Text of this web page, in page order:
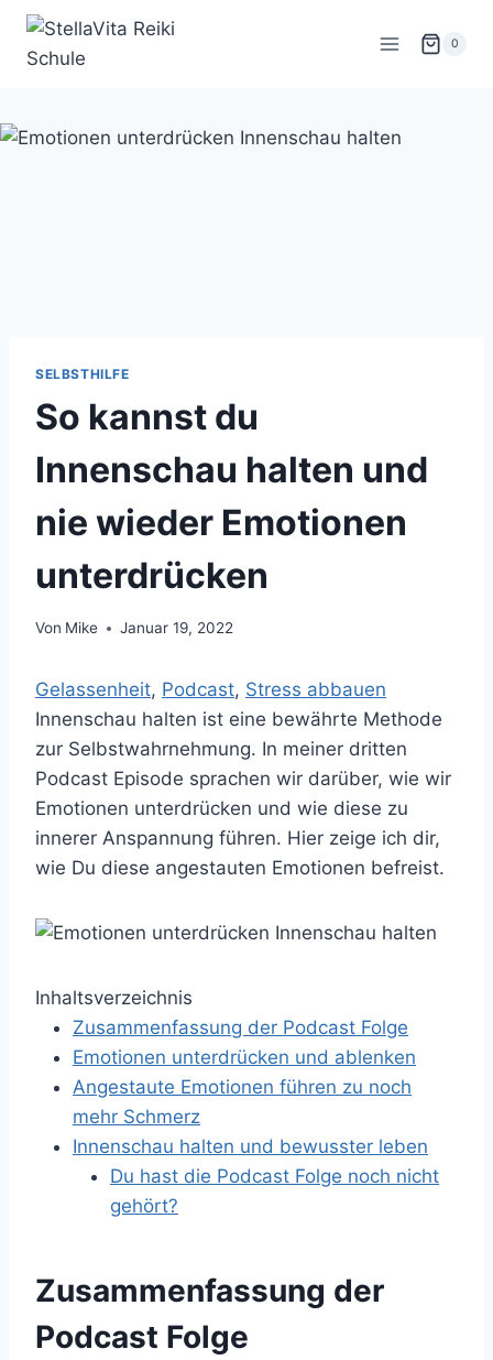
Zum
springen
0
SELBSTHILFE
So kannst du
Innenschau halten und
nie wieder Emotionen
unterdrücken
Von Mike Januar 19, 2022
Gelassenheit, Podcast, Stress abbauen
Innenschau halten ist eine bewährte Methode
zur Selbstwahrnehmung. In meiner dritten
Podcast Episode sprachen wir darüber, wie wir
Emotionen unterdrücken und wie diese zu
innerer Anspannung führen. Hier zeige ich dir,
wie Du diese angestauten Emotionen befreist.
Inhaltsverzeichnis
Zusammenfassung der Podcast Folge
Emotionen unterdrücken und ablenken
Angestaute Emotionen führen zu noch
mehr Schmerz
Innenschau halten und bewusster leben
Du hast die Podcast Folge noch nicht
gehört?
Zusammenfassung der
Podcast Folge